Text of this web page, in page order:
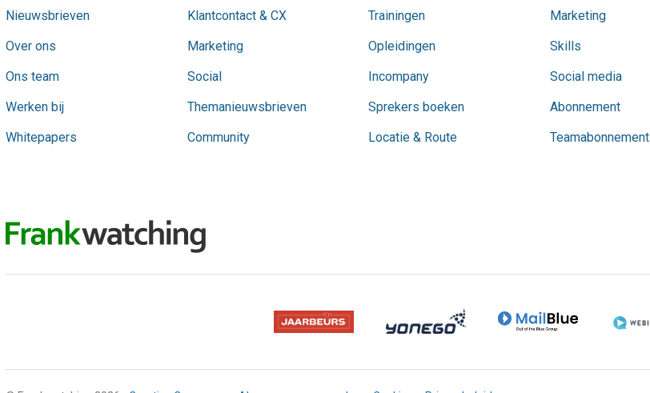
Nieuwsbrieven
Over ons
Ons team
Werken bij
Whitepapers
Klantcontact & CX
Marketing
Social
Themanieuwsbrieven
Community
Trainingen
Opleidingen
Incompany
Sprekers boeken
Locatie & Route
Marketing
Skills
Social media
Abonnement
Teamabonnement